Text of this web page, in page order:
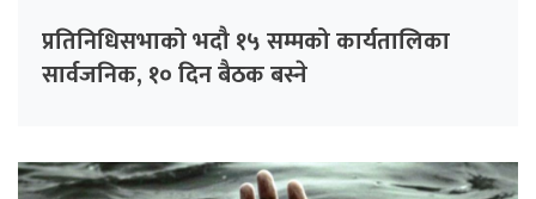
प्रतिनिधिसभाको भदौ १५ सम्मको कार्यतालिका
सार्वजनिक, १० दिन बैठक बस्ने